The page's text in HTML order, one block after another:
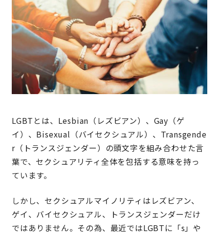
LGBTとは、Lesbian（レズビアン）、Gay（ゲ
イ）、Bisexual（バイセクシュアル）、Transgende
r（トランスジェンダー）の頭文字を組み合わせた言
葉で、セクシュアリティ全体を包括する意味を持っ
ています。
しかし、セクシュアルマイノリティはレズビアン、
ゲイ、バイセクシュアル、トランスジェンダーだけ
ではありません。その為、最近ではLGBTに「s」や